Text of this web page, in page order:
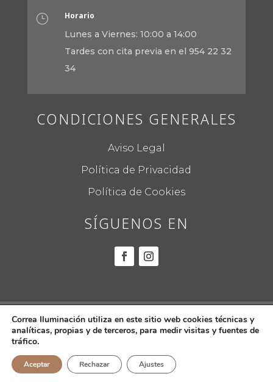
} Horario
Lunes a Viernes: 10:00 a 14:00
Tardes con cita previa en el 954 22 32
34
CONDICIONES GENERALES
Aviso Legal
Política de Privacidad
Política de Cookies
SÍGUENOS EN
© 2022CORREA ILUMINACIÓN.Todos los
derechos reservados.
Diseño web por
Correa Iluminación utiliza en este sitio web cookies técnicas y
analíticas, propias y de terceros, para medir visitas y fuentes de
tráfico.
Aceptar Rechazar Ajustes